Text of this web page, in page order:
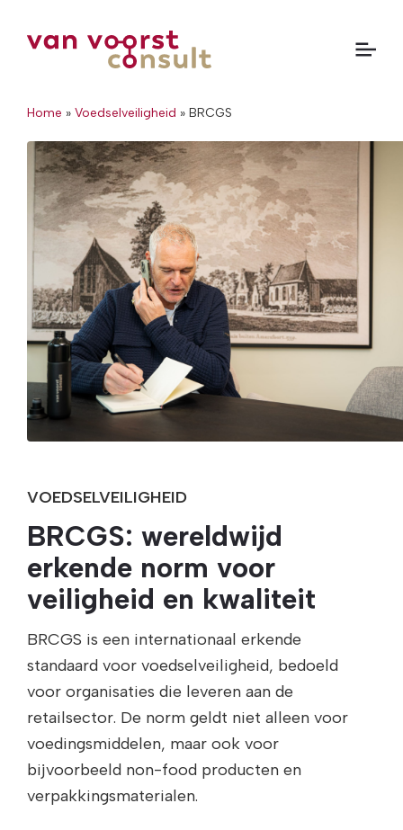
Home » Voedselveiligheid » BRCGS
VOEDSELVEILIGHEID
BRCGS: wereldwijd
erkende norm voor
veiligheid en kwaliteit
BRCGS is een internationaal erkende
standaard voor voedselveiligheid, bedoeld
voor organisaties die leveren aan de
retailsector. De norm geldt niet alleen voor
voedingsmiddelen, maar ook voor
bijvoorbeeld non-food producten en
verpakkingsmaterialen.